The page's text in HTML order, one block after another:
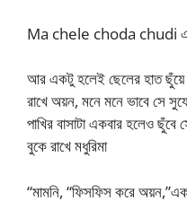
Ma chele choda chudi
আর একটু হলেই ছেলের হাত ছুঁয়ে
রাখে অয়ন, মনে মনে ভাবে সে
পাখির বাসাটা একবার হলেও
বুকে রাখে মধুরিমা
“মামনি, “ফিসফিস করে